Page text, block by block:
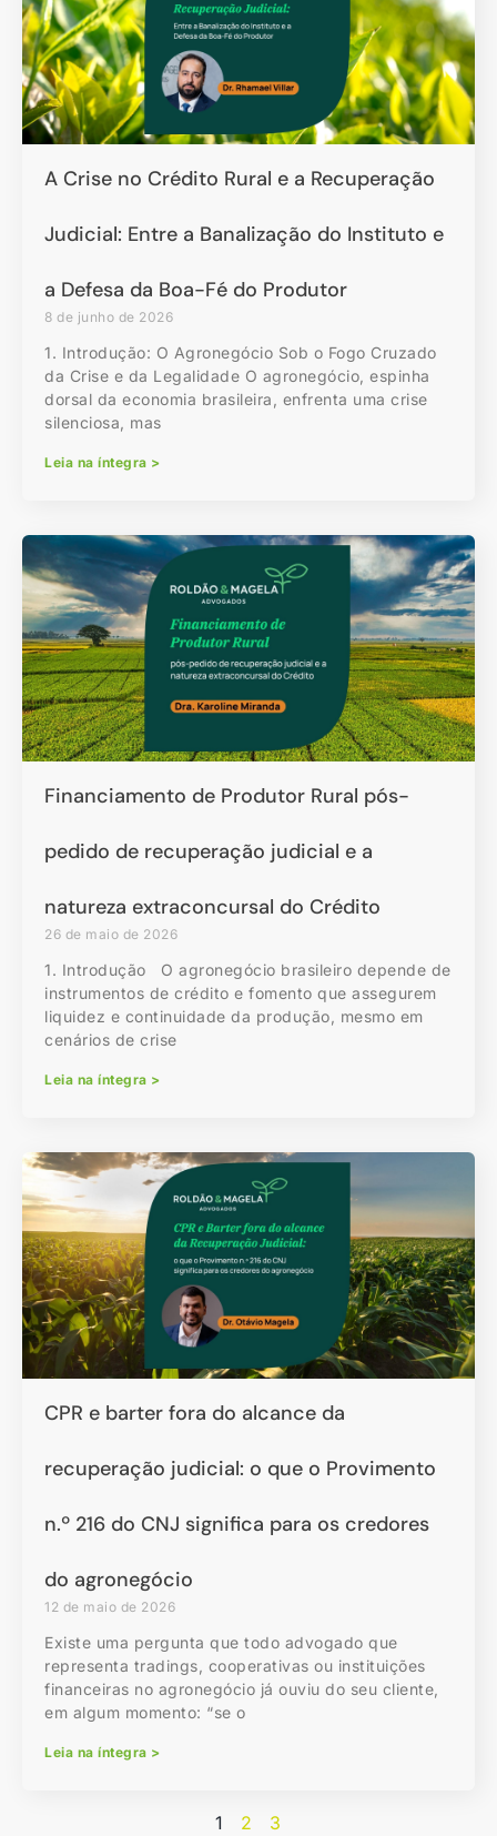
A Crise no Crédito Rural e a Recuperação
Judicial: Entre a Banalização do Instituto e
a Defesa da Boa-Fé do Produtor
8 de junho de 2026
1. Introdução: O Agronegócio Sob o Fogo Cruzado
da Crise e da Legalidade O agronegócio, espinha
dorsal da economia brasileira, enfrenta uma crise
silenciosa, mas
Leia na íntegra >
Financiamento de Produtor Rural pós-
pedido de recuperação judicial e a
natureza extraconcursal do Crédito
26 de maio de 2026
1. Introdução O agronegócio brasileiro depende de
instrumentos de crédito e fomento que assegurem
liquidez e continuidade da produção, mesmo em
cenários de crise
Leia na íntegra >
CPR e barter fora do alcance da
recuperação judicial: o que o Provimento
n.º 216 do CNJ significa para os credores
do agronegócio
12 de maio de 2026
Existe uma pergunta que todo advogado que
representa tradings, cooperativas ou instituições
financeiras no agronegócio já ouviu do seu cliente,
em algum momento: “se o
Leia na íntegra >
1 2 3